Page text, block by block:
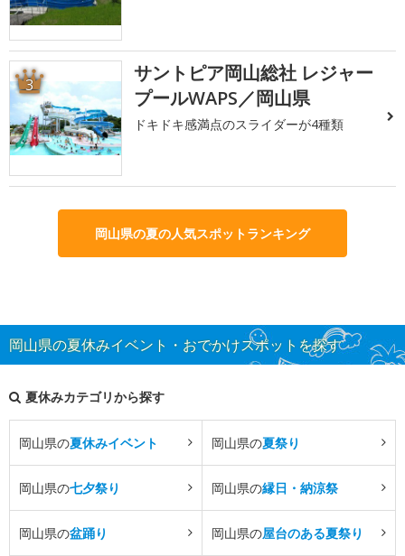
3
サントピア岡山総社 レジャー
プールWAPS／岡山県
ドキドキ感満点のスライダーが4種類
岡山県の夏の人気スポットランキング
岡山県の夏休みイベント・おでかけスポットを探す
夏休みカテゴリから探す
岡山県の夏休みイベント 岡山県の夏祭り
岡山県の七夕祭り 岡山県の縁日・納涼祭
岡山県の盆踊り 岡山県の屋台のある夏祭り